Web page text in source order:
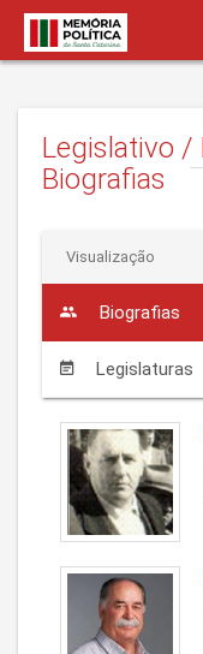
Legislativo /
Biografias
Visualização
Biografias
Legislaturas